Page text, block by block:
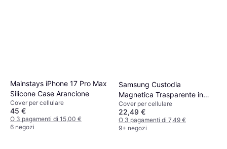
Mainstays iPhone 17 Pro Max
Silicone Case Arancione
Cover per cellulare
45 €
O 3 pagamenti di 15,00 €
6 negozi
Samsung Custodia
Magnetica Trasparente in
Plastica Antiurto Galaxy S26
Ultra
Cover per cellulare
22,49 €
O 3 pagamenti di 7,49 €
9+ negozi